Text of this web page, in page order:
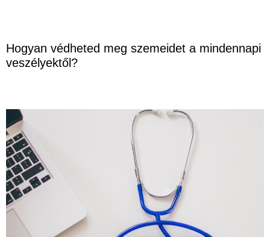
Hogyan védheted meg szemeidet a mindennapi
veszélyektől?